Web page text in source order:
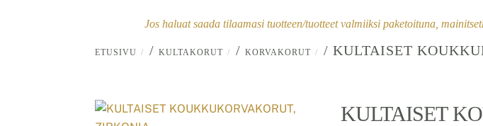
Jos haluat saada tilaamasi tuotteen/tuotteet valmiiksi paketoituna,
ETUSIVU /KULTAKORUT /KORVAKORUT / KULTAISET
KULTAISET